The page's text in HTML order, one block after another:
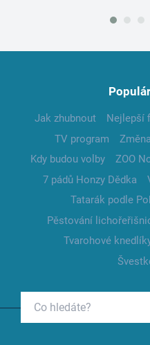
Jak zhubnout Nejlepší
TV program
Kdy budou volby
ZOO
7 pádů Honzy Dědka
Tatarák podle
Pěstování
Tvarohové